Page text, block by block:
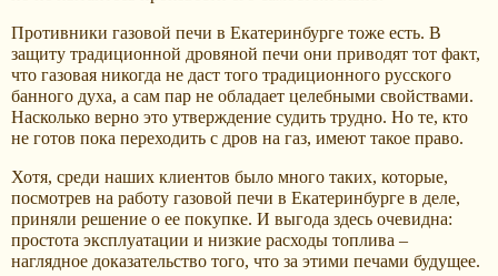
Противники газовой печи в Екатеринбурге тоже есть. В
защиту традиционной дровяной печи они приводят тот факт,
что газовая никогда не даст того традиционного русского
банного духа, а сам пар не обладает целебными свойствами.
Насколько верно это утверждение судить трудно. Но те, кто
не готов пока переходить с дров на газ, имеют такое право.
Хотя, среди наших клиентов было много таких, которые,
посмотрев на работу газовой печи в Екатеринбурге в деле,
приняли решение о ее покупке. И выгода здесь очевидна:
простота эксплуатации и низкие расходы топлива –
наглядное доказательство того, что за этими печами будущее.